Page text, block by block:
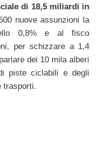
di 18,5 miliardi in
nuove assunzioni la
0,8% e al fisco
per schizzare a 1,4
dei 10 mila alberi
piste ciclabili e degli
trasporti.